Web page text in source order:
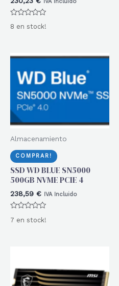
con
8 en stock!
Almacenamiento
COMPRAR!
SSD WD BLUE SN5000
500GB NVME PCIE 4
238,59 € IVA Incluido
con
7 en stock!